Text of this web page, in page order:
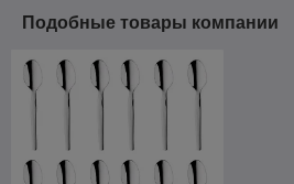
Подобные товары компании